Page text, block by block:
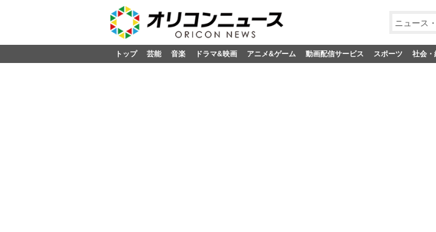
ニュース
トップ 芸能 音楽 ドラマ&映画 アニメ&ゲーム 動画配信サービス スポーツ 社会・